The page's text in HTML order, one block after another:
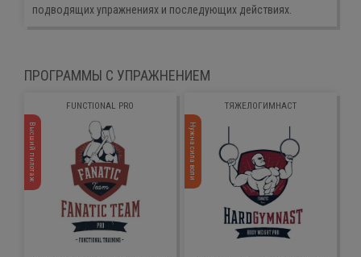
подводящих упражнениях и последующих действиях.
ПРОГРАММЫ С УПРАЖНЕНИЕМ
FUNCTIONAL PRO
Высший пилотаж
ТЯЖЕЛОГИМНАСТ
Нужна сила воли